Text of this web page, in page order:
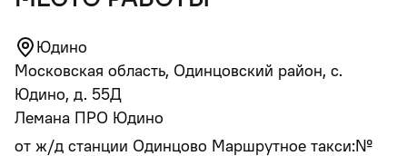
Юдино
Московская область, Одинцовский район, с.
Юдино, д. 55Д
Лемана ПРО Юдино
от ж/д станции Одинцово Маршрутное такси:№